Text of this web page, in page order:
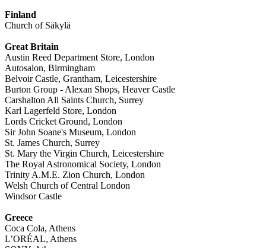
Finland
Church of Säkylä
Great Britain
Austin Reed Department Store, London
Autosalon, Birmingham
Belvoir Castle, Grantham, Leicestershire
Burton Group - Alexan Shops, Heaver Castle
Carshalton All Saints Church, Surrey
Karl Lagerfeld Store, London
Lords Cricket Ground, London
Sir John Soane's Museum, London
St. James Church, Surrey
St. Mary the Virgin Church, Leicestershire
The Royal Astronomical Society, London
Trinity A.M.E. Zion Church, London
Welsh Church of Central London
Windsor Castle
Greece
Coca Cola, Athens
L’ORÉAL, Athens